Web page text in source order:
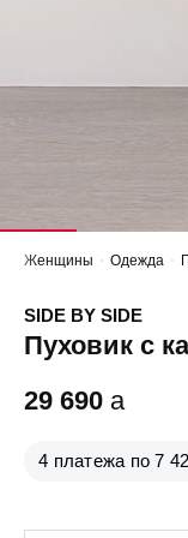
Женщины Одежда
SIDE BY SIDE
Пуховик с
29 690 a
4 платежа по 7